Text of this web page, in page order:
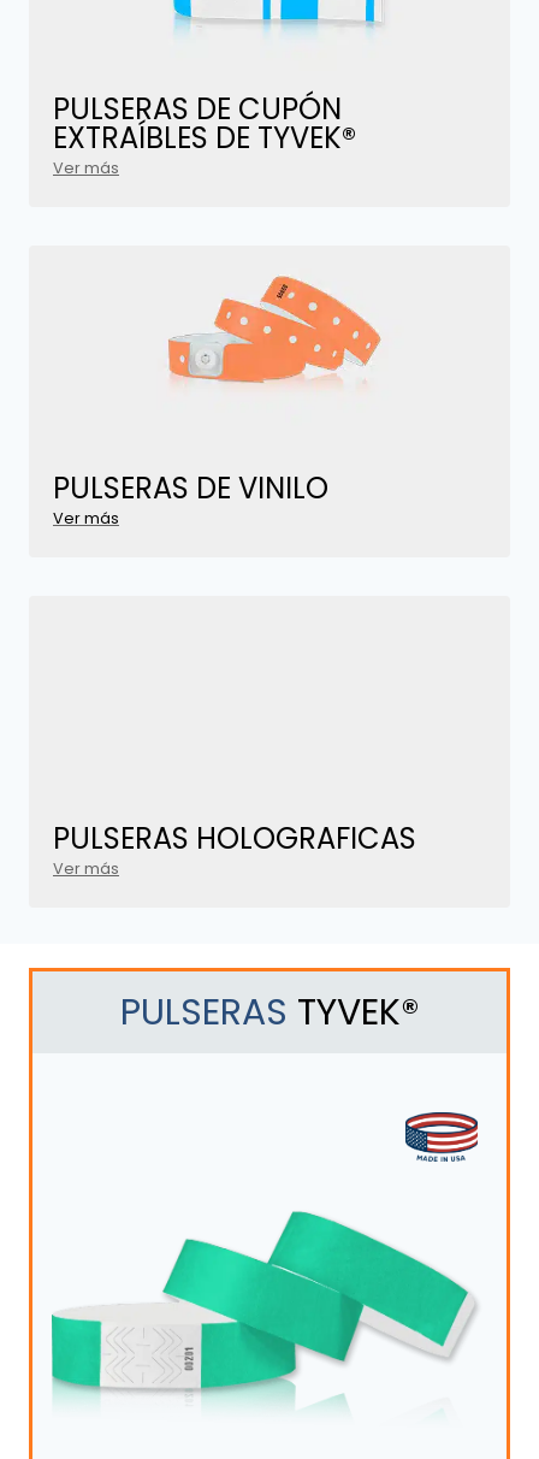
PULSERAS DE CUPÓN
EXTRAÍBLES DE TYVEK®
Ver más
PULSERAS DE VINILO
Ver más
PULSERAS HOLOGRAFICAS
Ver más
PULSERAS TYVEK®